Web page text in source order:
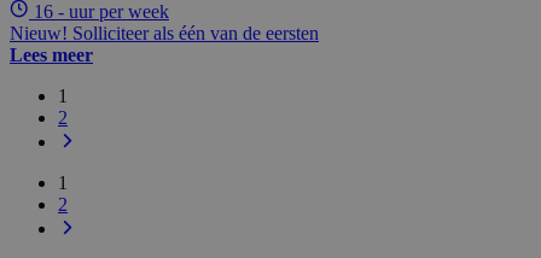
16 - uur per week
Nieuw! Solliciteer als één van de eersten
Lees meer
1
2
1
2